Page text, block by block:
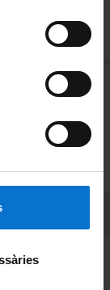
PEU 1
y términos
UBtv